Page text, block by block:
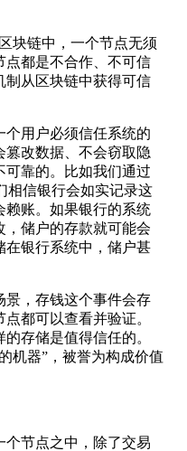
块链中，一个节点无须
点都是不合作、不可信
制从区块链中获得可信
用户必须信任系统的
篡改数据、不会窃取隐
可靠的。比如我们通过
相信银行会如实记录这
赖账。如果银行的系统
，储户的存款就可能会
在银行系统中，储户甚
，存钱这个事件会存
都可以查看并验证。
存储是值得信任的。
机器”，被誉为构成价值
节点之中，除了交易